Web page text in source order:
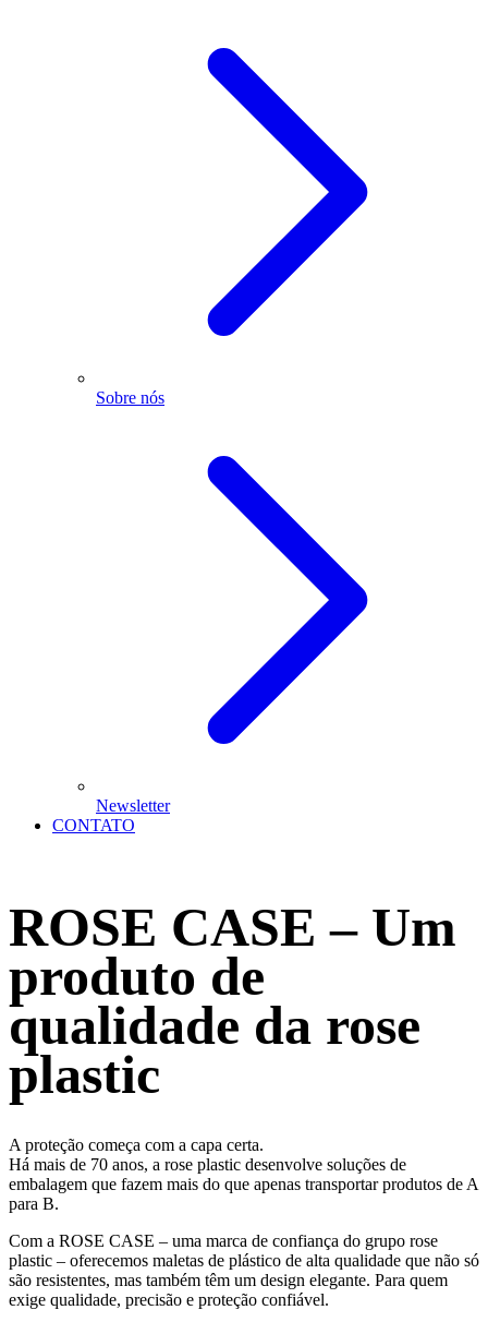
Sobre nós
Newsletter
CONTATO
ROSE CASE – Um
produto de
qualidade da rose
plastic
A proteção começa com a capa certa.
Há mais de 70 anos, a rose plastic desenvolve soluções de
embalagem que fazem mais do que apenas transportar produtos de A
para B.
Com a ROSE CASE – uma marca de confiança do grupo rose
plastic – oferecemos maletas de plástico de alta qualidade que não só
são resistentes, mas também têm um design elegante. Para quem
exige qualidade, precisão e proteção confiável.